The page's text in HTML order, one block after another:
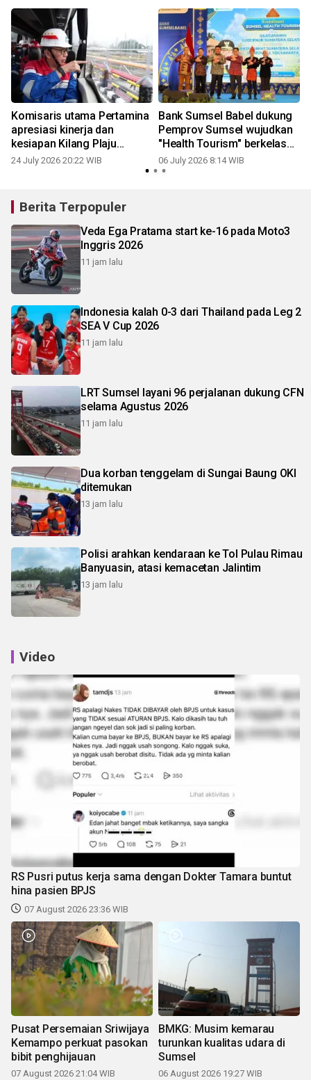
Komisaris utama Pertamina
apresiasi kinerja dan
kesiapan Kilang Plaju
sebagai pelopor energi
24 July 2026 20:22 WIB
Bank Sumsel Babel dukung
Pemprov Sumsel wujudkan
"Health Tourism" berkelas
nasional
06 July 2026 8:14 WIB
Berita Terpopuler
Veda Ega Pratama start ke-16 pada Moto3
Inggris 2026
11 jam lalu
Indonesia kalah 0-3 dari Thailand pada Leg 2
SEA V Cup 2026
11 jam lalu
LRT Sumsel layani 96 perjalanan dukung CFN
selama Agustus 2026
11 jam lalu
Dua korban tenggelam di Sungai Baung OKI
ditemukan
13 jam lalu
Polisi arahkan kendaraan ke Tol Pulau Rimau
Banyuasin, atasi kemacetan Jalintim
13 jam lalu
Video
RS Pusri putus kerja sama dengan Dokter Tamara buntut
hina pasien BPJS
07 August 2026 23:36 WIB
Pusat Persemaian Sriwijaya
Kemampo perkuat pasokan
bibit penghijauan
07 August 2026 21:04 WIB
BMKG: Musim kemarau
turunkan kualitas udara di
Sumsel
06 August 2026 19:27 WIB